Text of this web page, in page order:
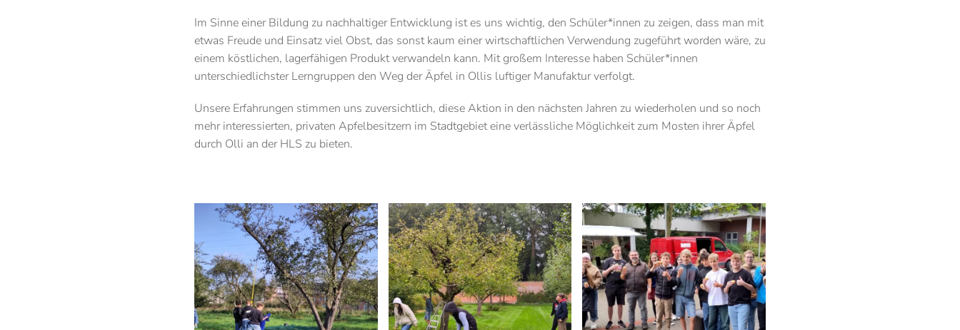
Im Sinne einer Bildung zu nachhaltiger Entwicklung ist es uns wichtig, den Schüler*innen zu zeigen, dass man mit
etwas Freude und Einsatz viel Obst, das sonst kaum einer wirtschaftlichen Verwendung zugeführt worden wäre, zu
einem köstlichen, lagerfähigen Produkt verwandeln kann. Mit großem Interesse haben Schüler*innen
unterschiedlichster Lerngruppen den Weg der Äpfel in Ollis luftiger Manufaktur verfolgt.
Unsere Erfahrungen stimmen uns zuversichtlich, diese Aktion in den nächsten Jahren zu wiederholen und so noch
mehr interessierten, privaten Apfelbesitzern im Stadtgebiet eine verlässliche Möglichkeit zum Mosten ihrer Äpfel
durch Olli an der HLS zu bieten.
Anschauen.... Anschauen.... Anschauen....